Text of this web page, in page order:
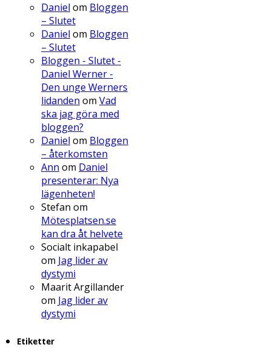
Daniel om Bloggen
– Slutet
Daniel om Bloggen
– Slutet
Bloggen - Slutet -
Daniel Werner -
Den unge Werners
lidanden om Vad
ska jag göra med
bloggen?
Daniel om Bloggen
– återkomsten
Ann om Daniel
presenterar: Nya
lägenheten!
Stefan om
Mötesplatsen.se
kan dra åt helvete
Socialt inkapabel
om Jag lider av
dystymi
Maarit Argillander
om Jag lider av
dystymi
Etiketter